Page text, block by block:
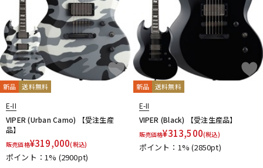
新品 送料無料
E-II
VIPER (Urban Camo) 【受注生産
品】
販売価格¥319,000(税込)
ポイント：1% (2900pt)
新品 送料無料
E-II
VIPER (Black) 【受注生産品】
販売価格¥313,500(税込)
ポイント：1%(2850pt)